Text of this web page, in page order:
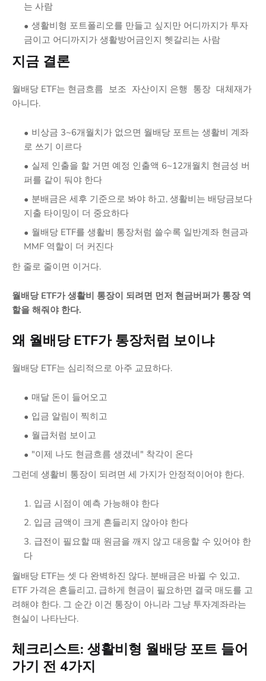
는 사람
생활비형 포트폴리오를 만들고 싶지만 어디까지가 투자
금이고 어디까지가 생활방어금인지 헷갈리는 사람
지금 결론
월배당 ETF는 현금흐름 보조 자산이지 은행 통장 대체재가
아니다.
비상금 3~6개월치가 없으면 월배당 포트는 생활비 계좌
로 쓰기 이르다
실제 인출을 할 거면 예정 인출액 6~12개월치 현금성 버
퍼를 같이 둬야 한다
분배금은 세후 기준으로 봐야 하고, 생활비는 배당금보다
지출 타이밍이 더 중요하다
월배당 ETF를 생활비 통장처럼 쓸수록 일반계좌 현금과
MMF 역할이 더 커진다
한 줄로 줄이면 이거다.
월배당 ETF가 생활비 통장이 되려면 먼저 현금버퍼가 통장 역
할을 해줘야 한다.
왜 월배당 ETF가 통장처럼 보이냐
월배당 ETF는 심리적으로 아주 교묘하다.
매달 돈이 들어오고
입금 알림이 찍히고
월급처럼 보이고
"이제 나도 현금흐름 생겼네" 착각이 온다
그런데 생활비 통장이 되려면 세 가지가 안정적이어야 한다.
입금 시점이 예측 가능해야 한다
입금 금액이 크게 흔들리지 않아야 한다
급전이 필요할 때 원금을 깨지 않고 대응할 수 있어야 한
다
월배당 ETF는 셋 다 완벽하진 않다. 분배금은 바뀔 수 있고,
ETF 가격은 흔들리고, 급하게 현금이 필요하면 결국 매도를 고
려해야 한다. 그 순간 이건 통장이 아니라 그냥 투자계좌라는
현실이 나타난다.
체크리스트: 생활비형 월배당 포트 들어
가기 전 4가지